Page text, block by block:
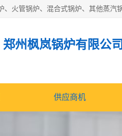
郑州枫岚锅炉有限公司
供应商机